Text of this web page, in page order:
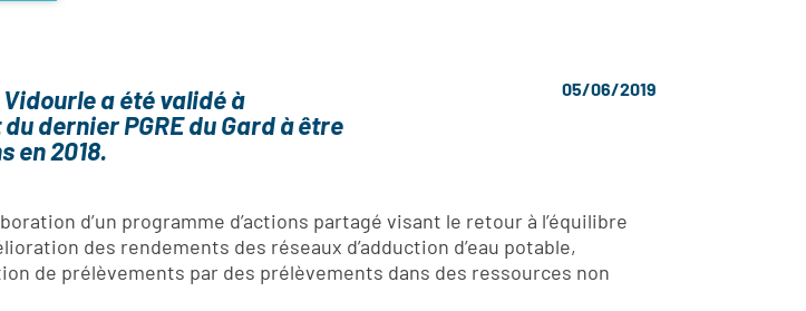
a été validé à
dernier PGRE du Gard à être
en 2018.
05/06/2019
d’un programme d’actions partagé visant le retour à l’équilibre
des rendements des réseaux d’adduction d’eau potable,
de prélèvements par des prélèvements dans des ressources non